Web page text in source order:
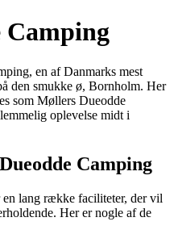
Camping
en af Danmarks mest
den smukke ø, Bornholm. Her
som Møllers Dueodde
oplevelse midt i
Camping
lang række faciliteter, der vil
Her er nogle af de